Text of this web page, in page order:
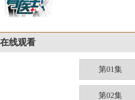
在线观看
第01集
第02集